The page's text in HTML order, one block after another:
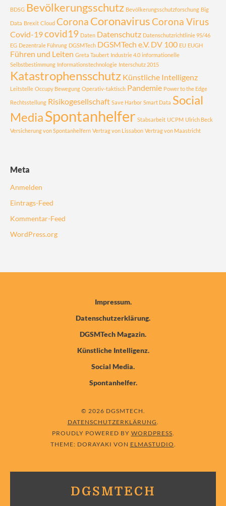
BDSG Bevölkerungsschutz Bevölkerungsschutzforschung Big
Data Brexit Cloud Corona Coronavirus Corona Virus
Covid-19covid19 Daten Datenschutz Datenschutzrichtlinie 95/46
EG Dezentrale Führung DGSMTech DGSMTech e.V. DV 100 EU EUGH
Führen und Leiten Greta Taubert Industrie 4.0 informationelle
Selbstbestimmung Informationstechnologie Interschutz 2015
Katastrophensschutz Künstliche Intelligenz
Leitstelle Occupy Bewegung Operativ-taktisch Pandemie Power to the Edge
Rechtsstellung Risikogesellschaft Save Harbor Smart Data Social
MediaSpontanhelfer Stabsarbeit UCPM Ulrich Beck
Versicherung von Spontanhelfern Vertrag von Lissabon Vertrag von Maastricht
Meta
Anmelden
Eintrags-Feed
Kommentar-Feed
WordPress.org
Impressum
Datenschutzerklärung
DGSMTech Magazin
Künstliche Intelligenz
Social Media
Spontanhelfer
© 2026 DGSMTECH
DATENSCHUTZERKLÄRUNG
PROUDLY POWERED BY WORDPRESS
THEME: DORAYAKI VON ELMASTUDIO
DGSMTECH